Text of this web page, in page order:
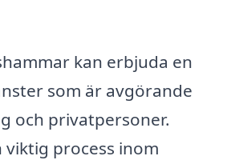
kan erbjuda en
som är avgörande
och privatpersoner.
viktig process inom